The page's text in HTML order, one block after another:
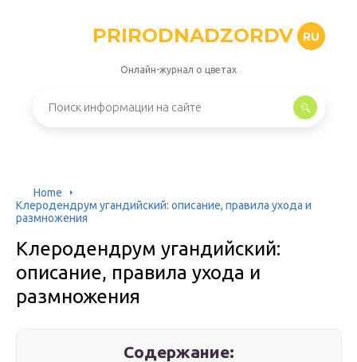
PRIRODNADZORDV RU
Онлайн-журнал о цветах
Home
Клеродендрум угандийский: описание, правила ухода и
размножения
Клеродендрум угандийский:
описание, правила ухода и
размножения
Содержание: